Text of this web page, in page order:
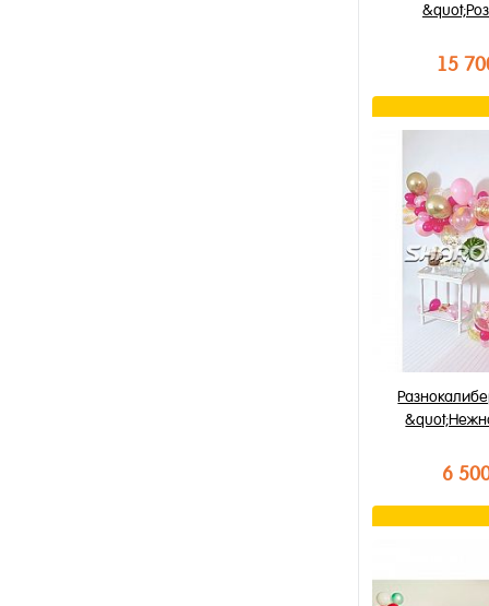
15
В
Купить в 1
В избранное
В наличии
6
Купить в 1